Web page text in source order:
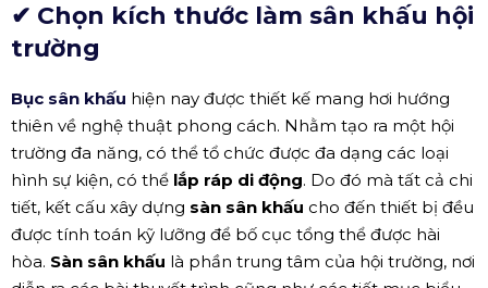
✔ Chọn kích thước làm sân khấu hội
trường
Bục sân khấu hiện nay được thiết kế mang hơi hướng
thiên về nghệ thuật phong cách. Nhằm tạo ra một hội
trường đa năng, có thể tổ chức được đa dạng các loại
hình sự kiện, có thể lắp ráp di động. Do đó mà tất cả chi
tiết, kết cấu xây dựng sàn sân khấu cho đến thiết bị đều
được tính toán kỹ lưỡng để bố cục tổng thể được hài
hòa. Sàn sân khấu là phần trung tâm của hội trường, nơi